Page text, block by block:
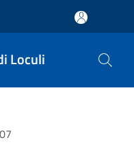
Loculi